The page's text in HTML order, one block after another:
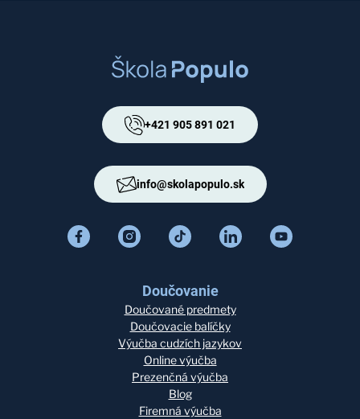
+421 905 891 021
info@skolapopulo.sk
Doučovanie
Doučované predmety
Doučovacie balíčky
Výučba cudzích jazykov
Online výučba
Prezenčná výučba
Blog
Firemná výučba